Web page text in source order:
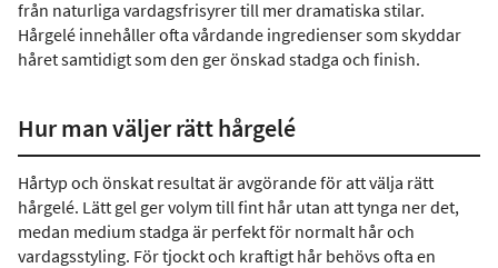
från naturliga vardagsfrisyrer till mer dramatiska stilar.
Hårgelé innehåller ofta vårdande ingredienser som skyddar
håret samtidigt som den ger önskad stadga och finish.
Hur man väljer rätt hårgelé
Hårtyp och önskat resultat är avgörande för att välja rätt
hårgelé. Lätt gel ger volym till fint hår utan att tynga ner det,
medan medium stadga är perfekt för normalt hår och
vardagsstyling. För tjockt och kraftigt hår behövs ofta en